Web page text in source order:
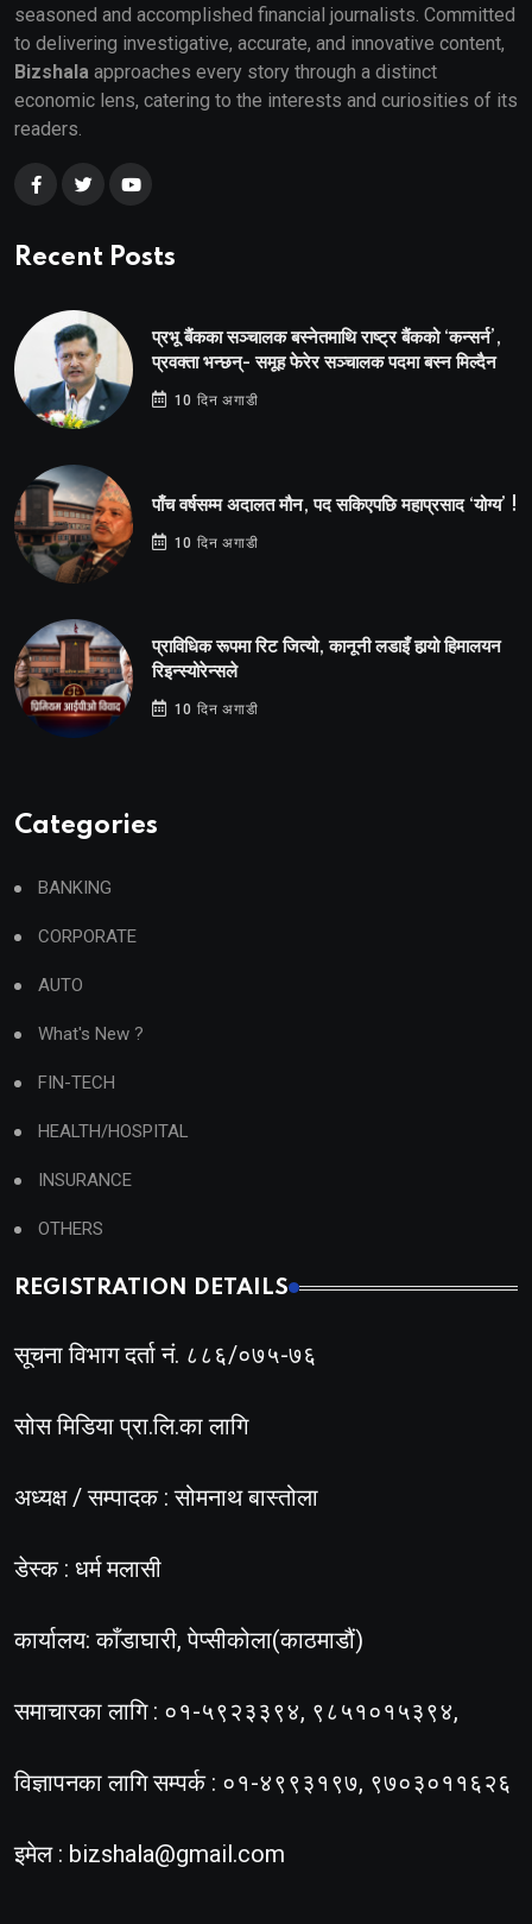
seasoned and accomplished financial journalists. Committed
to delivering investigative, accurate, and innovative content,
Bizshala approaches every story through a distinct
economic lens, catering to the interests and curiosities of its
readers.
Recent Posts
प्रभू बैंकका सञ्चालक बस्नेतमाथि राष्ट्र बैंकको ‘कन्सर्न’,
प्रवक्ता भन्छन्- समूह फेरेर सञ्चालक पदमा बस्न मिल्दैन
10 दिन अगाडी
पाँच वर्षसम्म अदालत मौन, पद सकिएपछि महाप्रसाद ‘योग्य’ !
10 दिन अगाडी
प्राविधिक रूपमा रिट जित्यो, कानूनी लडाइँ हार्‍यो हिमालयन
रिइन्स्योरेन्सले
10 दिन अगाडी
Categories
BANKING
CORPORATE
AUTO
What's New ?
FIN-TECH
HEALTH/HOSPITAL
INSURANCE
OTHERS
REGISTRATION DETAILS
सूचना विभाग दर्ता नं. ८८६/०७५-७६
सोस मिडिया प्रा.लि.का लागि
अध्यक्ष / सम्पादक : सोमनाथ बास्तोला
डेस्क : धर्म मलासी
कार्यालय: काँडाघारी, पेप्सीकोला(काठमाडौं)
समाचारका लागि : ०१-५९२३३९४, ९८५१०१५३९४,
विज्ञापनका लागि सम्पर्क : ०१-४९९३१९७, ९७०३०११६२६
इमेल : bizshala@gmail.com